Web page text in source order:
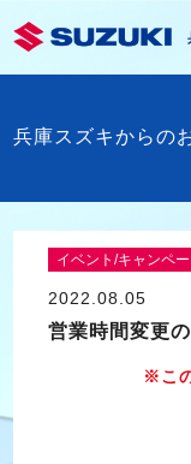
兵庫スズキからの
イベント/キャンペ
2022.08.05
営業時間変更
※こ